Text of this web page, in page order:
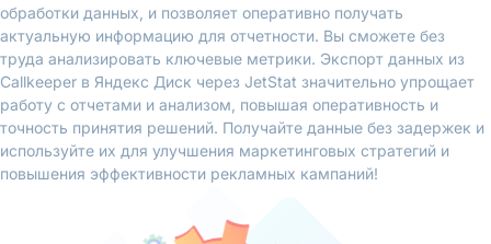
обработки данных, и позволяет оперативно получать
актуальную информацию для отчетности. Вы сможете без
труда анализировать ключевые метрики. Экспорт данных из
Callkeeper в Яндекс Диск через JetStat значительно упрощает
работу с отчетами и анализом, повышая оперативность и
точность принятия решений. Получайте данные без задержек и
используйте их для улучшения маркетинговых стратегий и
повышения эффективности рекламных кампаний!